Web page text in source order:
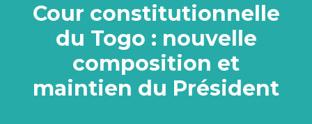
Cour constitutionnelle
du Togo : nouvelle
composition et
maintien du Président